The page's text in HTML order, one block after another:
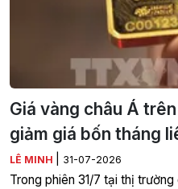
Giá vàng châu Á
giảm giá bốn tháng
LÊ MINH 31-07-2026
Trong phiên 31/7 tại thị